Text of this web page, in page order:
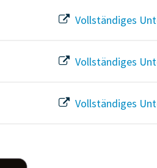
Vollständiges
Vollständiges
Vollständiges